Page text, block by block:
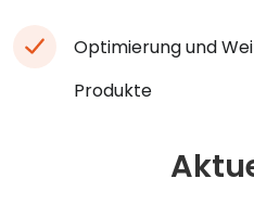
Optimierung und
Produkte